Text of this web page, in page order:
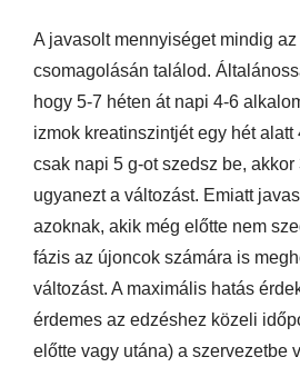
A javasolt mennyiséget mindig
csomagolásán találod.
hogy 5-7 héten át napi 4-6
izmok kreatinszintjét egy hét
csak napi 5 g-ot szedsz be, akkor
ugyanezt a változást. Emiatt
azoknak, akik még előtte nem
fázis az újoncok számára is
változást. A maximális hatás
érdemes az edzéshez közeli
előtte vagy utána) a szervezetbe